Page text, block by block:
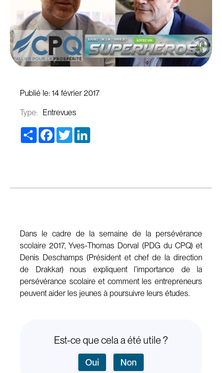
Publié le: 14 février 2017
Type:
Entrevues
Share Facebook
Twitter
Dans le cadre de la semaine de la persévérance
scolaire 2017, Yves-Thomas Dorval (PDG du CPQ) et
Denis Deschamps (Président et chef de la direction
de Drakkar) nous expliquent l’importance de la
persévérance scolaire et comment les entrepreneurs
peuvent aider les jeunes à poursuivre leurs études.
Est-ce que cela a été utile ?
Oui Non